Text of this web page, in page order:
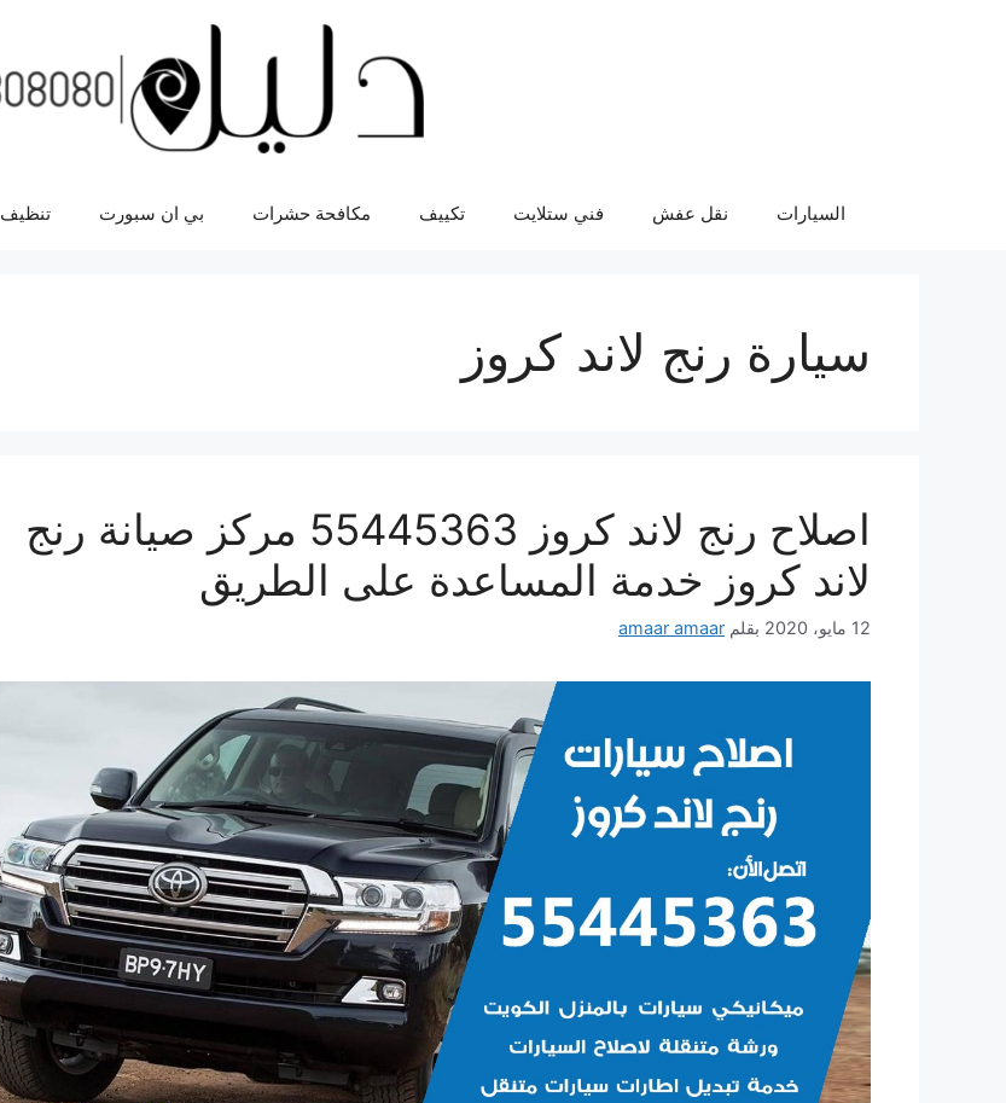
السيارات نقل عفش فني ستلايت تكييف مكافحة حشرات بي ان سبورت تنظيف
سيارة رنج لاند كروز
اصلاح رنج لاند كروز 55445363 مركز صيانة رنج
لاند كروز خدمة المساعدة على الطريق
12 مايو، 2020 بقلم amaar amaar